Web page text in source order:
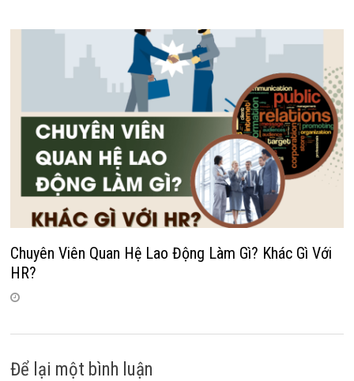
Chuyên Viên Quan Hệ Lao Động Làm Gì? Khác Gì Với
HR?
Để lại một bình luận